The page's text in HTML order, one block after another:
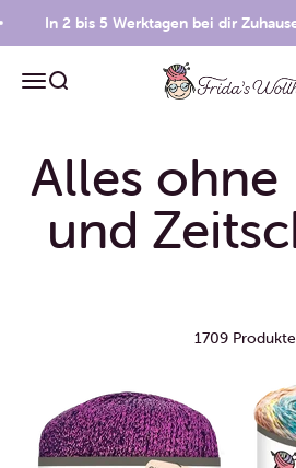
In 2 bis 5 Werktagen bei dir Zuhause
MenüSuche Frida's Wollhaus
1709 Produkte